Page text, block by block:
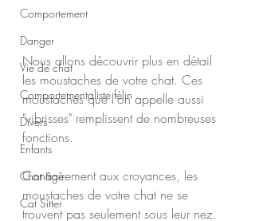
Comportement
Danger
Vie de chat
Comportementaliste félin
Divers
Enfants
Chat âgé
Cat Sitter
Nous allons découvrir plus en détail
les moustaches de votre chat. Ces
moustaches que l'on appelle aussi
"vibrisses" remplissent de nombreuses
fonctions.
Contrairement aux croyances, les
moustaches de votre chat ne se
trouvent pas seulement sous leur nez.